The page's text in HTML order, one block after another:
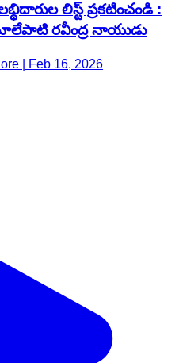
లిస్ట్ ప్రకటించండి :
రవీంద్ర నాయుడు
| Feb 16, 2026